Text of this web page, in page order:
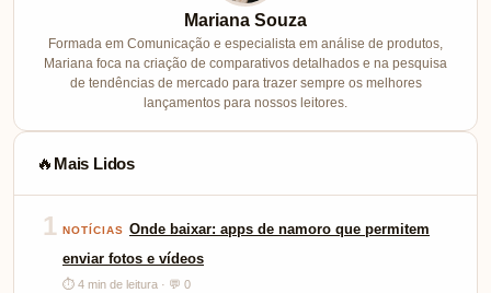
Mariana Souza
Formada em Comunicação e especialista em análise de produtos,
Mariana foca na criação de comparativos detalhados e na pesquisa
de tendências de mercado para trazer sempre os melhores
lançamentos para nossos leitores.
🔥 Mais Lidos
1 NOTÍCIAS Onde baixar: apps de namoro que permitem
enviar fotos e vídeos
⏱ 4 min de leitura · 💬 0